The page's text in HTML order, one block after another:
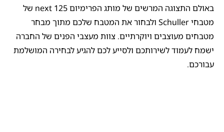
באולם התצוגה המרשים של מותג הפרימיום next 125 של
מטבחי Schuller ולבחור את המטבח שלכם מתוך מבחר
מטבחים מעוצבים ויוקרתיים. צוות מעצבי הפנים של החברה
ישמח לעמוד לשירותכם ולסייע לכם להגיע לבחירה המושלמת
עבורכם.